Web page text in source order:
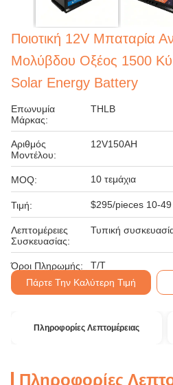
Ποιοτική 12V Μπαταρία
Μολύβδου Οξέος 1500
Solar Energy Battery
Επωνυμία
Μάρκας:
THLB
Αριθμός
Μοντέλου:
12V150AH
MOQ: 10 τεμάχια
Τιμή: $295/pieces 10-
Λεπτομέρειες
Συσκευασίας:
Τυπική
Όροι Πληρωμής:
T/T
Πάρτε Την Καλύτερη Τιμή
Πληροφορίες Λεπτομέρειας
Πληροφορίες